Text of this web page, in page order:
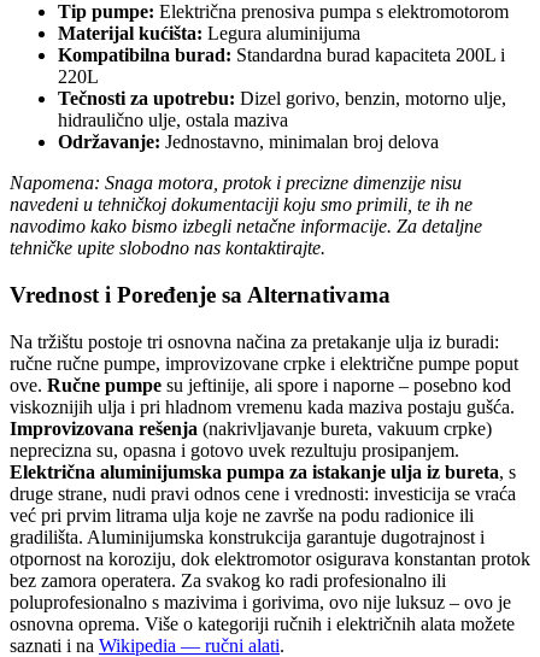
Tip pumpe: Električna prenosiva pumpa s elektromotorom
Materijal kućišta: Legura aluminijuma
Kompatibilna burad: Standardna burad kapaciteta 200L i
220L
Tečnosti za upotrebu: Dizel gorivo, benzin, motorno ulje,
hidraulično ulje, ostala maziva
Održavanje: Jednostavno, minimalan broj delova
Napomena: Snaga motora, protok i precizne dimenzije nisu
navedeni u tehničkoj dokumentaciji koju smo primili, te ih ne
navodimo kako bismo izbegli netačne informacije. Za detaljne
tehničke upite slobodno nas kontaktirajte.
Vrednost i Poređenje sa Alternativama
Na tržištu postoje tri osnovna načina za pretakanje ulja iz buradi:
ručne ručne pumpe, improvizovane crpke i električne pumpe poput
ove. Ručne pumpe su jeftinije, ali spore i naporne – posebno kod
viskoznijih ulja i pri hladnom vremenu kada maziva postaju gušća.
Improvizovana rešenja (nakrivljavanje bureta, vakuum crpke)
neprecizna su, opasna i gotovo uvek rezultuju prosipanjem.
Električna aluminijumska pumpa za istakanje ulja iz bureta, s
druge strane, nudi pravi odnos cene i vrednosti: investicija se vraća
već pri prvim litrama ulja koje ne završe na podu radionice ili
gradilišta. Aluminijumska konstrukcija garantuje dugotrajnost i
otpornost na koroziju, dok elektromotor osigurava konstantan protok
bez zamora operatera. Za svakog ko radi profesionalno ili
poluprofesionalno s mazivima i gorivima, ovo nije luksuz – ovo je
osnovna oprema. Više o kategoriji ručnih i električnih alata možete
saznati i na Wikipedia — ručni alati.